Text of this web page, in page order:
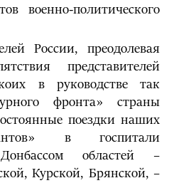
военно-политического
России, преодолевая
представителей
в руководстве так
фронта» страны
поездки наших
в госпитали
областей –
Курской, Брянской, –